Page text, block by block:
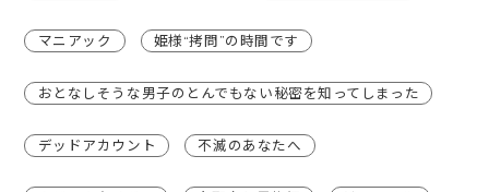
マニアック 姫様“拷問”の時間です
おとなしそうな男子のとんでもない秘密を知ってしまった
デッドアカウント 不滅のあなたへ